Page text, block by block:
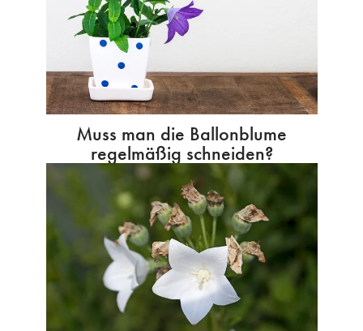
Muss man die Ballonblume
regelmäßig schneiden?